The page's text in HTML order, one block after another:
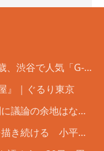
、渋谷で人気「G-
超えて
』｜ぐるり東京
議論の余地はな
どい」
描き続ける 小平の